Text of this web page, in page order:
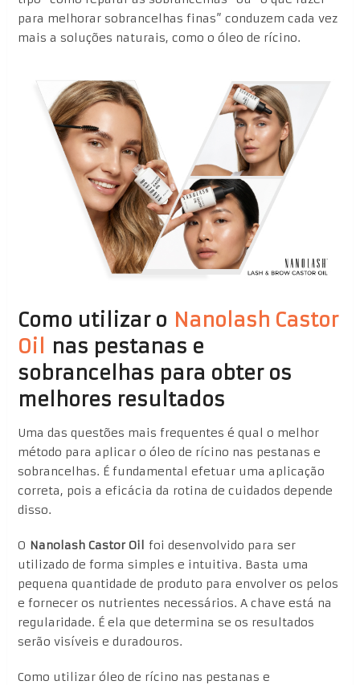
para melhorar sobrancelhas finas” conduzem cada vez
mais a soluções naturais, como o óleo de rícino.
Como utilizar o Nanolash Castor
Oil
nas pestanas e
sobrancelhas para obter os
melhores resultados
Uma das questões mais frequentes é qual o melhor
método para aplicar o óleo de rícino nas pestanas e
sobrancelhas. É fundamental efetuar uma aplicação
correta, pois a eficácia da rotina de cuidados depende
disso.
O Nanolash Castor Oil foi desenvolvido para ser
utilizado de forma simples e intuitiva. Basta uma
pequena quantidade de produto para envolver os pelos
e fornecer os nutrientes necessários. A chave está na
regularidade. É ela que determina se os resultados
serão visíveis e duradouros.
Como utilizar óleo de rícino nas pestanas e